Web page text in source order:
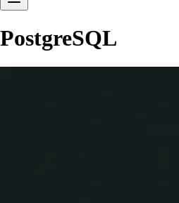
PostgreSQL